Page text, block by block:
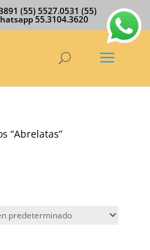
(55) 5527.0531 (55)
55.3104.3620
“Abrelatas”